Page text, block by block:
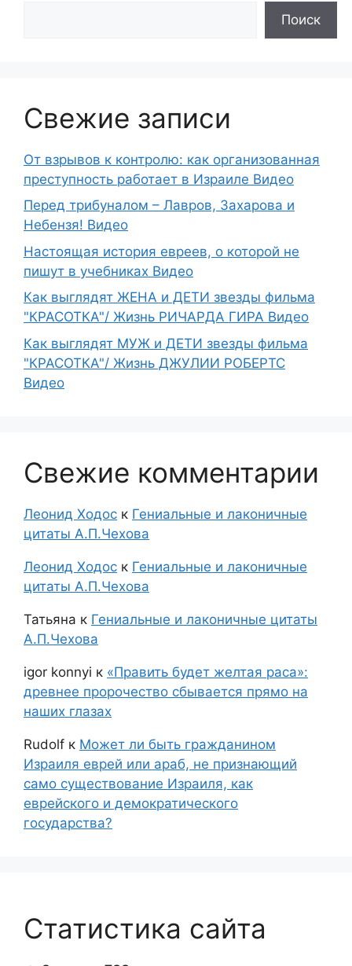
Поиск
Свежие записи
От взрывов к контролю: как организованная
преступность работает в Израиле Видео
Перед трибуналом – Лавров, Захарова и
Небензя! Видео
Настоящая история евреев, о которой не
пишут в учебниках Видео
Как выглядят ЖЕНА и ДЕТИ звезды фильма
"КРАСОТКА"/ Жизнь РИЧАРДА ГИРА Видео
Как выглядят МУЖ и ДЕТИ звезды фильма
"КРАСОТКА"/ Жизнь ДЖУЛИИ РОБЕРТС
Видео
Свежие комментарии
Леонид Ходос к Гениальные и лаконичные
цитаты А.П.Чехова
Леонид Ходос к Гениальные и лаконичные
цитаты А.П.Чехова
Татьяна к Гениальные и лаконичные цитаты
А.П.Чехова
igor konnyi к «Править будет желтая раса»:
древнее пророчество сбывается прямо на
наших глазах
Rudolf к Может ли быть гражданином
Израиля еврей или араб, не признающий
само существование Израиля, как
еврейского и демократического
государства?
Статистика сайта